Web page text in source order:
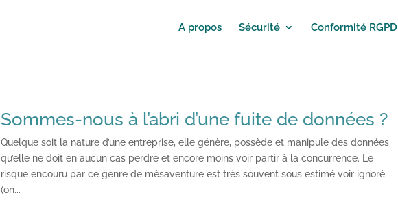
A propos Sécurité Conformité RGPD
Sommes-nous à l’abri d’une fuite de données ?
Quelque soit la nature d’une entreprise, elle génère, possède et manipule des données
qu’elle ne doit en aucun cas perdre et encore moins voir partir à la concurrence. Le
risque encouru par ce genre de mésaventure est très souvent sous estimé voir ignoré
(on...